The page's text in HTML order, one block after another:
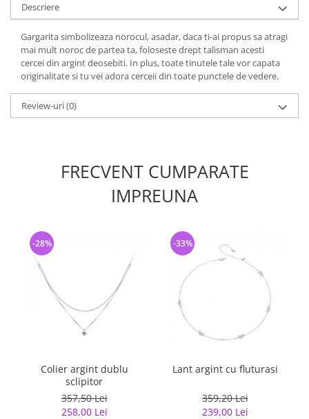
Descriere
Gargarita simbolizeaza norocul, asadar, daca ti-ai propus sa atragi
mai mult noroc de partea ta, foloseste drept talisman acesti
cercei din argint deosebiti. In plus, toate tinutele tale vor capata
originalitate si tu vei adora cerceii din toate punctele de vedere.
Review-uri(0)
FRECVENT CUMPARATE
IMPREUNA
Colier argint dublu
sclipitor
357,50 Lei
258,00 Lei
-28%
Lant argint cu fluturasi
359,20 Lei
239,00 Lei
-33%